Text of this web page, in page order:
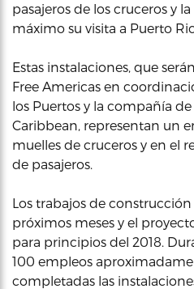
pasajeros de los cruceros y
máximo su visita a Puerto
Estas instalaciones, que
Free Americas en
los Puertos y la compañía
Caribbean, representan un
muelles de cruceros y en el
de pasajeros.
Los trabajos de
próximos meses y el
para principios del 2018.
100 empleos
completadas las